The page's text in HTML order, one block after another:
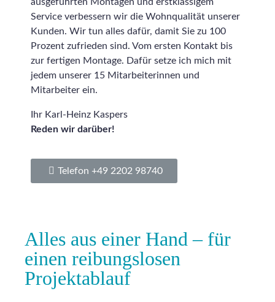
Service verbessern wir die Wohnqualität unserer
Kunden. Wir tun alles dafür, damit Sie zu 100
Prozent zufrieden sind. Vom ersten Kontakt bis
zur fertigen Montage. Dafür setze ich mich mit
jedem unserer 15 Mitarbeiterinnen und
Mitarbeiter ein.
Ihr Karl-Heinz Kaspers
Reden wir darüber!
Telefon +49 2202 98740
Alles aus einer Hand – für
einen reibungslosen
Projektablauf